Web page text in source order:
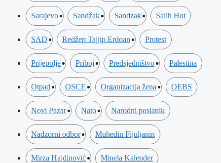
Sarajevo Sandžak Sandzak Salih Hot
SAD Redžep Tajjip Erdoan Protest
Prijepolje Priboj Predsjedništvo Palestina
Otpad OSCE Organizacija žena OEBS
Novi Pazar Nato Narodni poslanik
Nadzorni odbor Muhedin Fijuljanin
Mirza Hajdinović Minela Kalender